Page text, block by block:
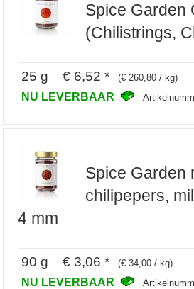
Spice Garden
(Chilistrings,
25 g € 6,52 * (€ 260,80 / kg)
NU LEVERBAAR
Spice Garden
chilipepers,
4 mm
90 g € 3,06 * (€ 34,00 / kg)
NU LEVERBAAR